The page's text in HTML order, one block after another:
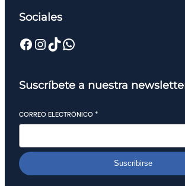
Sociales
Suscríbete a nuestra
CORREO ELECTRÓNICO *
Suscribirse